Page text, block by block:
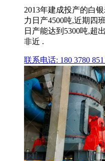
2013年建成投产的白
力日产4500吨,近期四
日产能达到5300吨,超
非近 .
联系电话: 180 3780